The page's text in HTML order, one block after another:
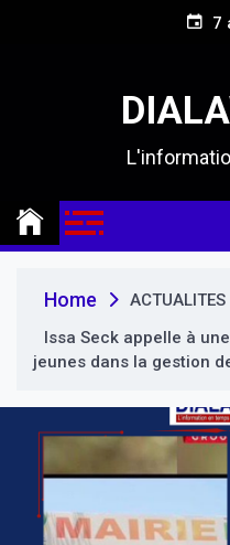
e
7
Home
ACTUALITES
Issa Seck appelle à
jeunes dans la gestion